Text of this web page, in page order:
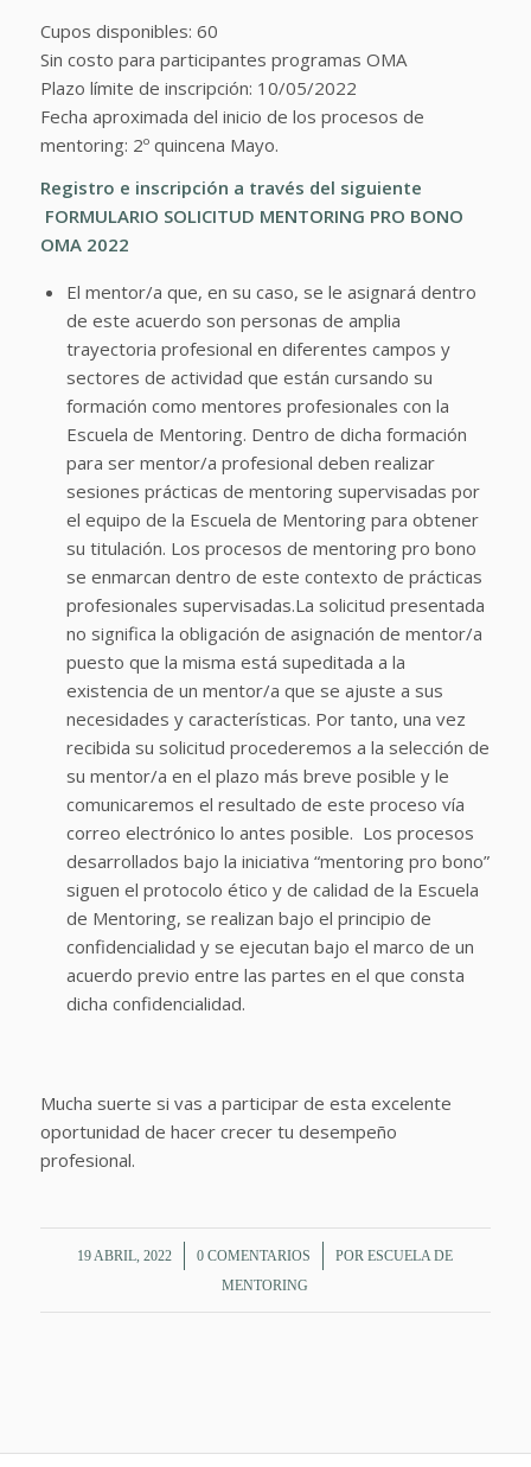
Cupos disponibles: 60
Sin costo para participantes programas OMA
Plazo límite de inscripción: 10/05/2022
Fecha aproximada del inicio de los procesos de
mentoring: 2º quincena Mayo.
Registro e inscripción a través del siguiente
FORMULARIO SOLICITUD MENTORING PRO BONO
OMA 2022
El mentor/a que, en su caso, se le asignará dentro
de este acuerdo son personas de amplia
trayectoria profesional en diferentes campos y
sectores de actividad que están cursando su
formación como mentores profesionales con la
Escuela de Mentoring. Dentro de dicha formación
para ser mentor/a profesional deben realizar
sesiones prácticas de mentoring supervisadas por
el equipo de la Escuela de Mentoring para obtener
su titulación. Los procesos de mentoring pro bono
se enmarcan dentro de este contexto de prácticas
profesionales supervisadas.La solicitud presentada
no significa la obligación de asignación de mentor/a
puesto que la misma está supeditada a la
existencia de un mentor/a que se ajuste a sus
necesidades y características. Por tanto, una vez
recibida su solicitud procederemos a la selección de
su mentor/a en el plazo más breve posible y le
comunicaremos el resultado de este proceso vía
correo electrónico lo antes posible. Los procesos
desarrollados bajo la iniciativa “mentoring pro bono”
siguen el protocolo ético y de calidad de la Escuela
de Mentoring, se realizan bajo el principio de
confidencialidad y se ejecutan bajo el marco de un
acuerdo previo entre las partes en el que consta
dicha confidencialidad.
Mucha suerte si vas a participar de esta excelente
oportunidad de hacer crecer tu desempeño
profesional.
19 ABRIL, 2022
/ 0 COMENTARIOS
/ PORESCUELA DE
MENTORING